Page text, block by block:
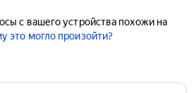
с вашего устройства похожи на
это могло произойти?